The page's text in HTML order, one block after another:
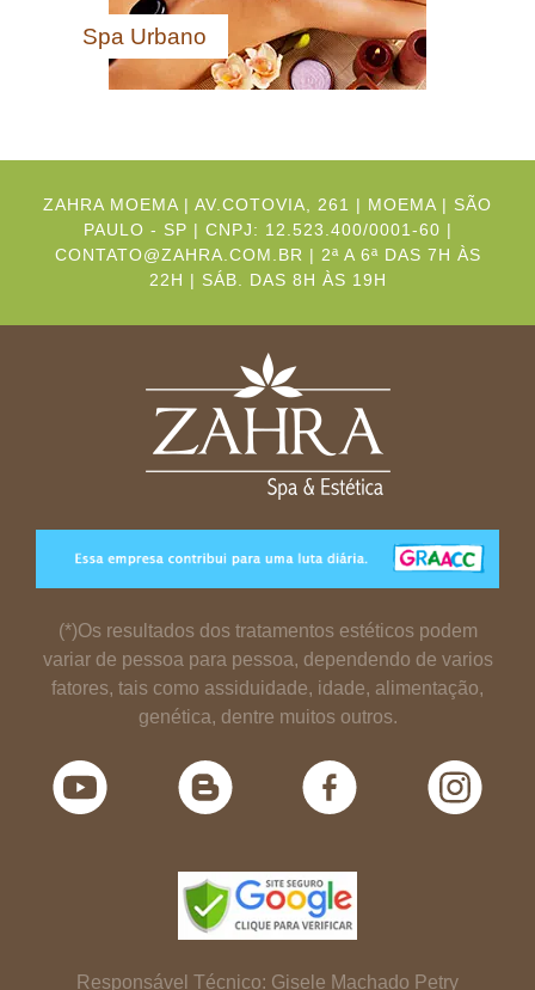
Spa Urbano
ZAHRA MOEMA | AV.COTOVIA, 261 | MOEMA | SÃO
PAULO - SP | CNPJ: 12.523.400/0001-60 |
CONTATO@ZAHRA.COM.BR | 2ª A 6ª DAS 7H ÀS
22H | SÁB. DAS 8H ÀS 19H
(*)Os resultados dos tratamentos estéticos podem
variar de pessoa para pessoa, dependendo de varios
fatores, tais como assiduidade, idade, alimentação,
genética, dentre muitos outros.
Responsável Técnico: Gisele Machado Petry